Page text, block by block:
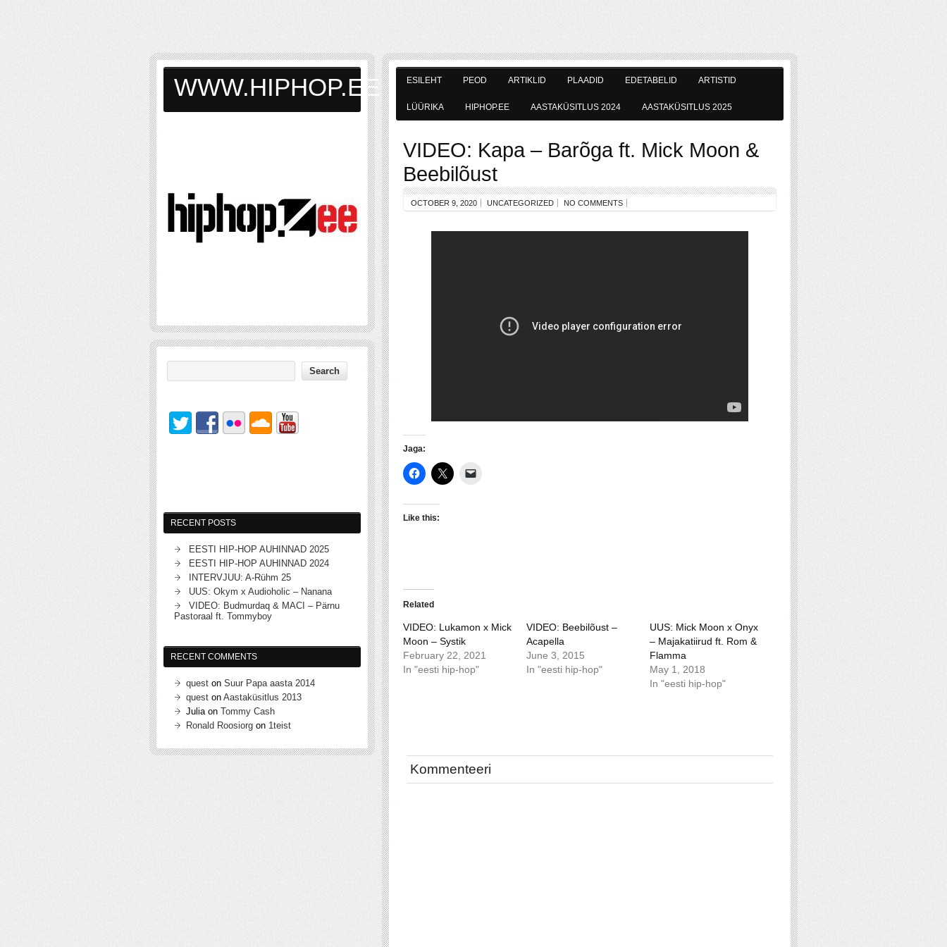
ESILEHT PEOD ARTIKLID PLAADID EDETABELID ARTISTID
LÜÜRIKA HIPHOP.EE AASTAKÜSITLUS 2024 AASTAKÜSITLUS 2025
VIDEO: Kapa – Barõga ft. Mick Moon &
Beebilõust
OCTOBER 9, 2020 UNCATEGORIZED NO COMMENTS
Jaga:
Like this:
Related
VIDEO: Lukamon x Mick
Moon – Systik
February 22, 2021
In "eesti hip-hop"
VIDEO: Beebilõust –
Acapella
June 3, 2015
In "eesti hip-hop"
UUS: Mick Moon x Onyx
– Majakatiirud ft. Rom &
Flamma
May 1, 2018
In "eesti hip-hop"
Kommenteeri
WWW.HIPHOP.EE
RECENT POSTS
EESTI HIP-HOP AUHINNAD 2025
EESTI HIP-HOP AUHINNAD 2024
INTERVJUU: A-Rühm 25
UUS: Okym x Audioholic – Nanana
VIDEO: Budmurdaq & MACI – Pärnu
Pastoraal ft. Tommyboy
RECENT COMMENTS
quest on Suur Papa aasta 2014
quest on Aastaküsitlus 2013
Juliaon Tommy Cash
Ronald Roosiorg on 1teist